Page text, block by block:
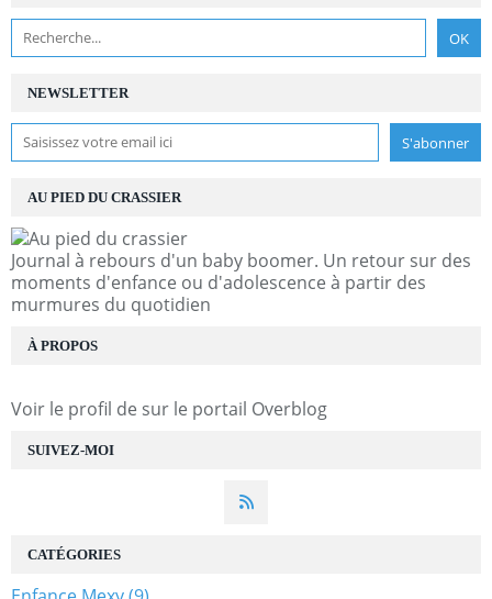
NEWSLETTER
SUIVEZ-MOI
AU PIED DU CRASSIER
Journal à rebours d'un baby boomer. Un retour sur des
moments d'enfance ou d'adolescence à partir des
murmures du quotidien
À PROPOS
Voir le profil de sur le portail Overblog
CATÉGORIES